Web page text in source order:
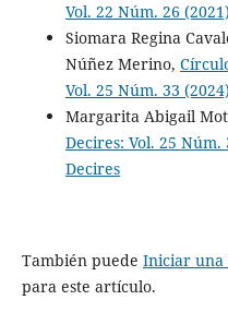
Vol. 22 Núm. 26
Siomara Regina
Núñez Merino,
Vol. 25 Núm. 33
Margarita Abigail
Decires: Vol. 25
Decires
También puede Iniciar una
para este artículo.